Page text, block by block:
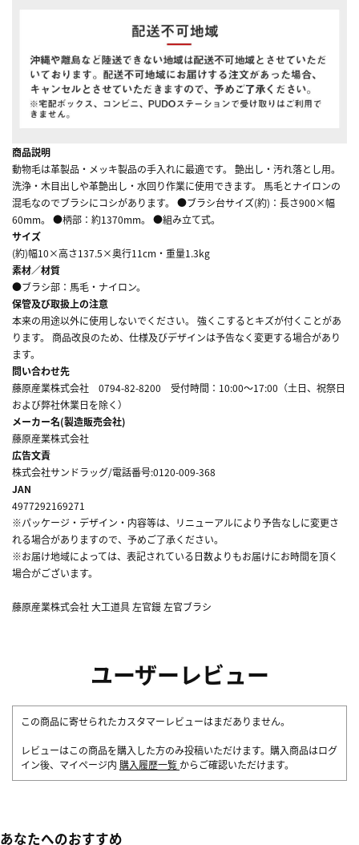
商品説明
動物毛は革製品・メッキ製品の手入れに最適です。 艶出し・汚れ落とし用。
洗浄・木目出しや革艶出し・水回り作業に使用できます。 馬毛とナイロンの
混毛なのでブラシにコシがあります。 ●ブラシ台サイズ(約)：長さ900×幅
60mm。 ●柄部：約1370mm。 ●組み立て式。
サイズ
(約)幅10×高さ137.5×奥行11cm・重量1.3kg
素材／材質
●ブラシ部：馬毛・ナイロン。
保管及び取扱上の注意
本来の用途以外に使用しないでください。 強くこするとキズが付くことがあ
ります。 商品改良のため、仕様及びデザインは予告なく変更する場合があり
ます。
問い合わせ先
藤原産業株式会社 0794-82-8200 受付時間：10:00～17:00（土日、祝祭日
および弊社休業日を除く）
メーカー名(製造販売会社)
藤原産業株式会社
広告文責
株式会社サンドラッグ/電話番号:0120-009-368
JAN
4977292169271
※パッケージ・デザイン・内容等は、リニューアルにより予告なしに変更さ
れる場合がありますので、予めご了承ください。
※お届け地域によっては、表記されている日数よりもお届けにお時間を頂く
場合がございます。
藤原産業株式会社 大工道具 左官鏝 左官ブラシ
ユーザーレビュー
この商品に寄せられたカスタマーレビューはまだありません。
レビューはこの商品を購入した方のみ投稿いただけます。購入商品はログ
イン後、マイページ内 購入履歴一覧 からご確認いただけます。
あなたへのおすすめ